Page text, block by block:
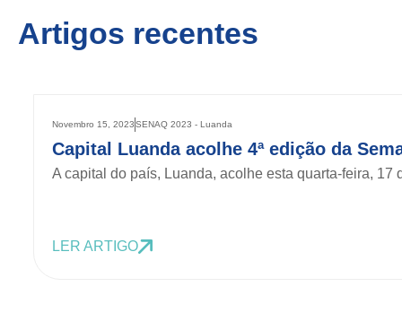
Artigos recentes
Novembro 15, 2023SENAQ 2023 - Luanda
Capital Luanda acolhe 4ª edição da
A capital do país, Luanda, acolhe esta quarta-feira, 17
LER ARTIGO